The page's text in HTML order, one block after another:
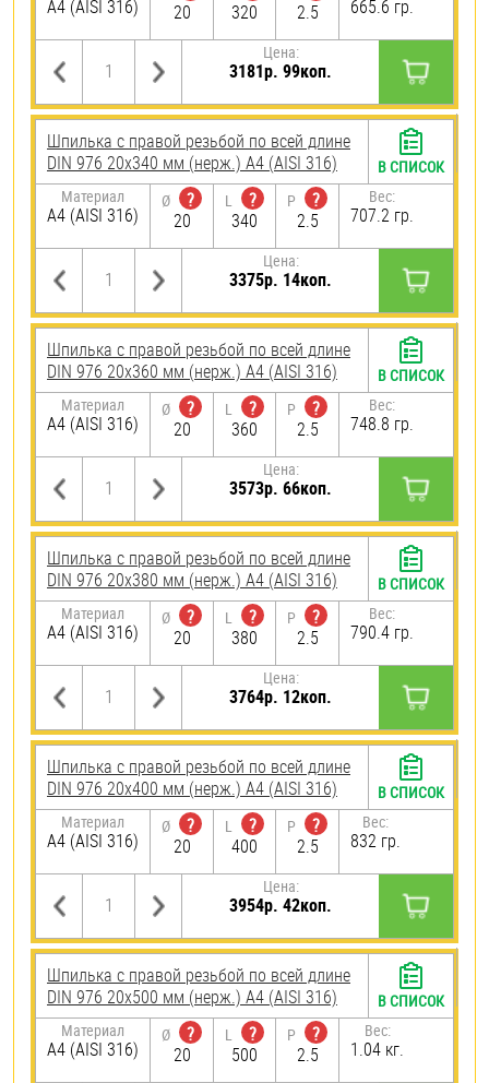
A4 (AISI 316)
20
320
2.5
665.6 гр.
Цена:
3181р. 99коп.
Шпилька с правой резьбой по всей длине
DIN 976 20х340 мм (нерж.) A4 (AISI 316)
Материал
A4 (AISI 316)
Ø
?
20
L
?
340
P
?
2.5
Вес:
707.2 гр.
Цена:
3375р. 14коп.
В СПИСОК
Шпилька с правой резьбой по всей длине
DIN 976 20х360 мм (нерж.) A4 (AISI 316)
Материал
A4 (AISI 316)
Ø
?
20
L
?
360
P
?
2.5
Вес:
748.8 гр.
Цена:
3573р. 66коп.
В СПИСОК
Шпилька с правой резьбой по всей длине
DIN 976 20х380 мм (нерж.) A4 (AISI 316)
Материал
A4 (AISI 316)
Ø
?
20
L
?
380
P
?
2.5
Вес:
790.4 гр.
Цена:
3764р. 12коп.
В СПИСОК
Шпилька с правой резьбой по всей длине
DIN 976 20х400 мм (нерж.) A4 (AISI 316)
Материал
A4 (AISI 316)
Ø
?
20
L
?
400
P
?
2.5
Вес:
832 гр.
Цена:
3954р. 42коп.
В СПИСОК
Шпилька с правой резьбой по всей длине
DIN 976 20х500 мм (нерж.) A4 (AISI 316)
Материал
A4 (AISI 316)
Ø
?
20
L
?
500
P
?
2.5
Вес:
1.04 кг.
В СПИСОК